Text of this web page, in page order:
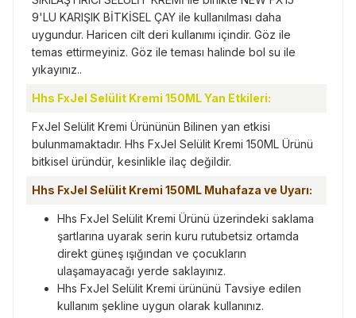
9'LU KARIŞIK BİTKİSEL ÇAY ile kullanılması daha
uygundur. Haricen cilt deri kullanımı içindir. Göz ile
temas ettirmeyiniz. Göz ile teması halinde bol su ile
yıkayınız..
Hhs FxJel Selülit Kremi 150ML Yan Etkileri:
FxJel Selülit Kremi Ürününün Bilinen yan etkisi
bulunmamaktadır. Hhs FxJel Selülit Kremi 150ML Ürünü
bitkisel üründür, kesinlikle ilaç değildir.
Hhs FxJel Selülit Kremi 150ML Muhafaza ve Uyarı:
Hhs FxJel Selülit Kremi Ürünü üzerindeki saklama
şartlarına uyarak serin kuru rutubetsiz ortamda
direkt güneş ışığından ve çocukların
ulaşamayacağı yerde saklayınız.
Hhs FxJel Selülit Kremi ürününü Tavsiye edilen
kullanım şekline uygun olarak kullanınız.